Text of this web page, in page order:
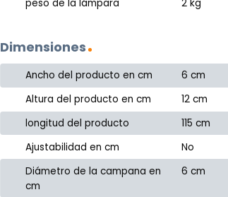
peso de la lámpara
2 kg
Dimensiones
Ancho del producto en cm
6 cm
Altura del producto en cm
12 cm
longitud del producto
115 cm
Ajustabilidad en cm
No
Diámetro de la campana en
cm
6 cm